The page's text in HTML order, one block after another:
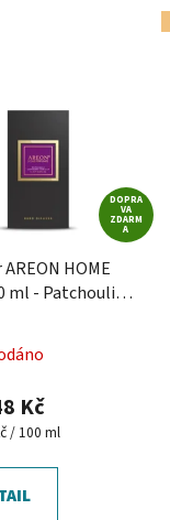
DOPRA
VA
ZDARM
A
HOME
ml - Patchouli
Kč
/ 100 ml